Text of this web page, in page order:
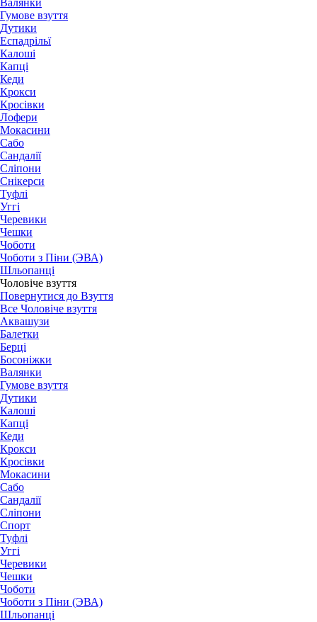
Валянки
Гумове взуття
Дутики
Еспадрільї
Калоші
Капці
Кеди
Крокси
Кросівки
Лофери
Мокасини
Сабо
Сандалії
Сліпони
Снікерси
Туфлі
Уггі
Черевики
Чешки
Чоботи
Чоботи з Піни (ЭВА)
Шльопанці
Чоловіче взуття
Повернутися до Взуття
Все Чоловіче взуття
Аквашузи
Балетки
Берці
Босоніжки
Валянки
Гумове взуття
Дутики
Калоші
Капці
Кеди
Крокси
Кросівки
Мокасини
Сабо
Сандалії
Сліпони
Спорт
Туфлі
Уггі
Черевики
Чешки
Чоботи
Чоботи з Піни (ЭВА)
Шльопанці